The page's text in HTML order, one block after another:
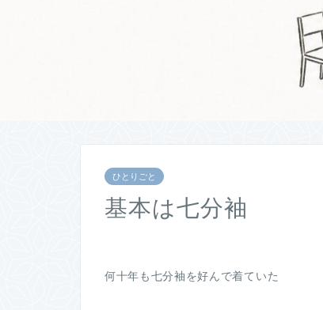
ひとりごと
基本は七分袖
何十年も七分袖を好んで着ていた